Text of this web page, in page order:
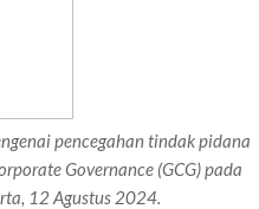
pencegahan tindak pidana
Governance (GCG) pada
12 Agustus 2024.